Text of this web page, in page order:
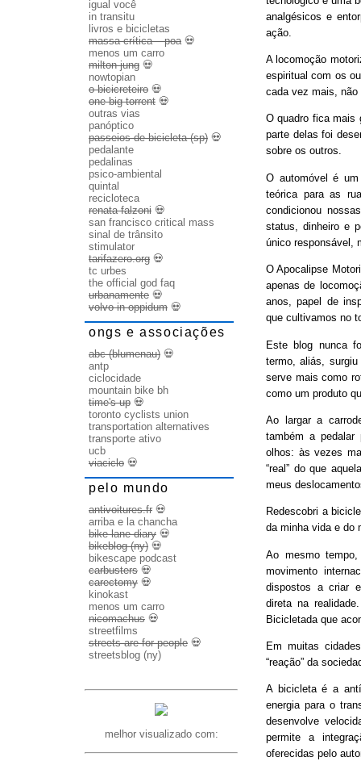
analgésicos e
ação.
A locomoção
espiritual com os
cada vez mais,
O quadro fica mais
parte delas foi
sobre os outros.
O automóvel é
teórica para as
condicionou
status, dinheiro e
único responsável,
O Apocalipse
apenas de
anos, papel de
que cultivamos no
Este blog nunca
termo, aliás,
serve mais como
como um produto
Ao largar a
também a pedalar
olhos: às vezes
“real” do que
meus
Redescobri a
da minha vida e do
Ao mesmo
movimento
dispostos a criar
direta na
Bicicletada que
Em muitas
“reação” da
A bicicleta é a
energia para o
desenvolve
permite a
oferecidas pelo
igual você
in transitu
livros e bicicletas
massa crítica – poa💀
menos um carro
milton jung 💀
nowtopian
o bicicreteiro 💀
one big torrent 💀
outras vias
panóptico
passeios de bicicleta (sp) 💀
pedalante
pedalinas
psico-ambiental
quintal
recicloteca
renata falzoni 💀
san francisco critical mass
sinal de trânsito
stimulator
tarifazero.org 💀
tc urbes
the official god faq
urbanamente 💀
volvo in oppidum 💀
ongs e associações
abc (blumenau) 💀
antp
ciclocidade
mountain bike bh
time's up 💀
toronto cyclists union
transportation alternatives
transporte ativo
ucb
viaciclo 💀
pelo mundo
antivoitures.fr 💀
arriba e la chancha
bike lane diary 💀
bikeblog (ny) 💀
bikescape podcast
carbusters 💀
carectomy 💀
kinokast
menos um carro
nicomachus 💀
streetfilms
streets are for people 💀
streetsblog (ny)
melhor visualizado com: